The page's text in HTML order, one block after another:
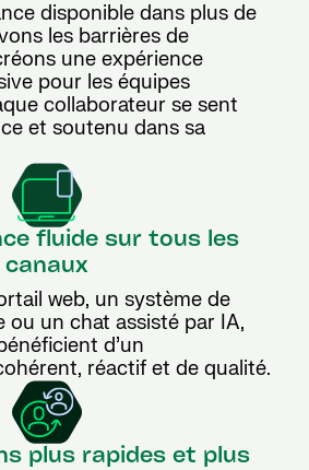
disponible dans plus de
les barrières de
une expérience
pour les équipes
collaborateur se sent
et soutenu dans sa
fluide sur tous les
canaux
web, un système de
ou un chat assisté par IA,
d’un
réactif et de qualité.
plus rapides et plus